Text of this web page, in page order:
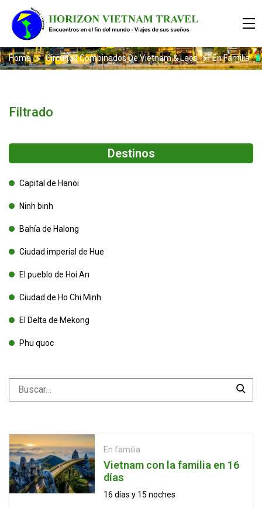
Home Circuitos Combinados De Vietnam & Laos En Familia
Filtrado
Destinos
Capital de Hanoi
Ninh binh
Bahía de Halong
Ciudad imperial de Hue
El pueblo de Hoi An
Ciudad de Ho Chi Minh
El Delta de Mekong
Phu quoc
En familia
Vietnam con la familia en 16
días
16 días y 15 noches